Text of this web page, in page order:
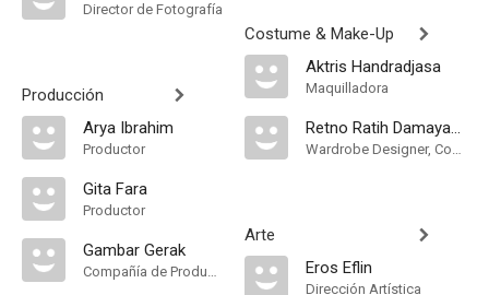
Director de Fotografía
Producción
Arya Ibrahim
Productor
Gita Fara
Productor
Gambar Gerak
Compañía de Produccion
Costume & Make-Up
Aktris Handradjasa
Maquilladora
Retno Ratih Damayanti
Wardrobe Designer, Costume Designer
Arte
Eros Eflin
Dirección Artística